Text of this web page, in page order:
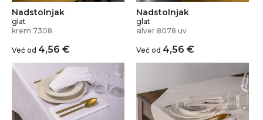
Nadstolnjak
glat
krem 7308
Već od 4,56 €
Nadstolnjak
glat
silver 8078 uv
Već od 4,56 €